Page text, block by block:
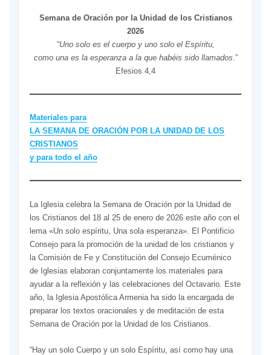
Semana de Oración por la Unidad de los Cristianos
2026
“Uno solo es el cuerpo y uno solo el Espíritu,
como una es la esperanza a la que habéis sido llamados .”
Efesios 4,4
Materiales para
LA SEMANA DE ORACIÓN POR LA UNIDAD DE LOS
CRISTIANOS
y para todo el año
La Iglesia celebra la Semana de Oración por la Unidad de
los Cristianos del 18 al 25 de enero de 2026 este año con el
lema «Un solo espíritu, Una sola esperanza». El Pontificio
Consejo para la promoción de la unidad de los cristianos y
la Comisión de Fe y Constitución del Consejo Ecuménico
de Iglesias elaboran conjuntamente los materiales para
ayudar a la reflexión y las celebraciones del Octavario. Este
año, la Iglesia Apostólica Armenia ha sido la encargada de
preparar los textos oracionales y de meditación de esta
Semana de Oración por la Unidad de los Cristianos.
“Hay un solo Cuerpo y un solo Espíritu, así como hay una